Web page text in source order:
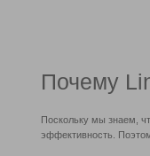
Почему
Поскольку мы знаем,
эффективность.